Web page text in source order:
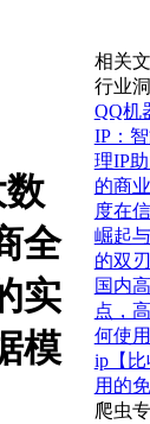
数
全
实
模
相关
行业
QQ机
IP：
理IP
的商
度在
崛起
的双
国内
点，
何使
ip【
用的
爬虫